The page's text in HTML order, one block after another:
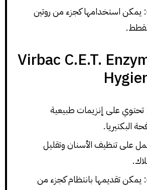
يمكن استخدامها كجزء من روتين
Virbac C.E.T.
على إنزيمات طبيعية
البكتيريا.
على تنظيف الأسنان وتقليل
يمكن تقديمها بانتظام كجزء من